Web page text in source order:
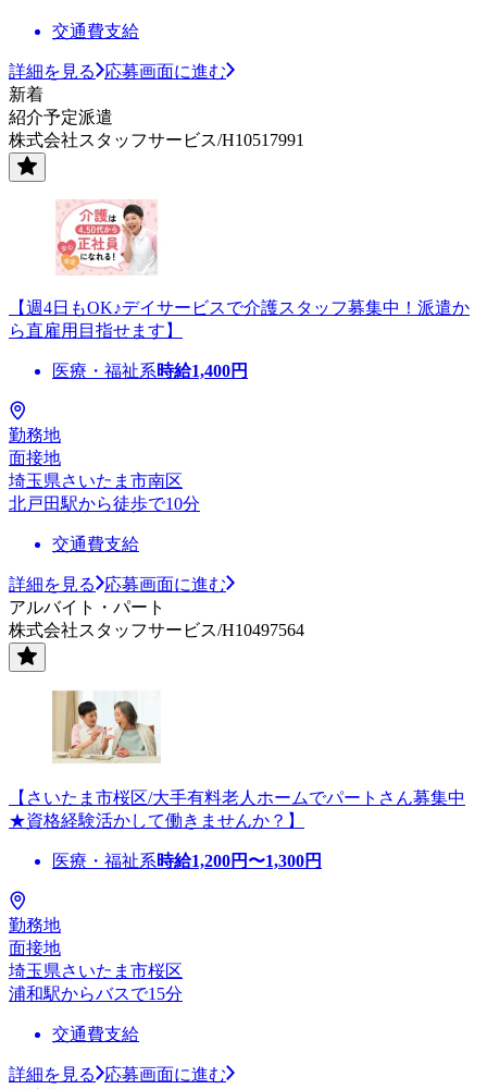
交通費支給
詳細を見る
応募画面に進む
新着
紹介予定派遣
株式会社スタッフサービス/H10517991
【週4日もOK♪デイサービスで介護スタッフ募集中！派遣か
ら直雇用目指せます】
医療・福祉系時給1,400円
勤務地
面接地
埼玉県さいたま市南区
北戸田駅から徒歩で10分
交通費支給
詳細を見る
応募画面に進む
アルバイト・パート
株式会社スタッフサービス/H10497564
【さいたま市桜区/大手有料老人ホームでパートさん募集中
★資格経験活かして働きませんか？】
医療・福祉系時給1,200円〜1,300円
勤務地
面接地
埼玉県さいたま市桜区
浦和駅からバスで15分
交通費支給
詳細を見る
応募画面に進む